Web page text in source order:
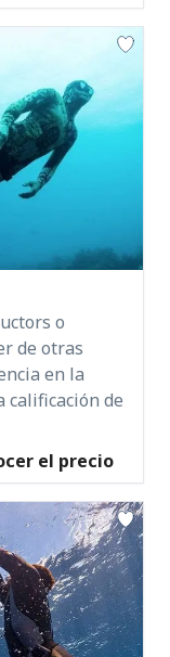
o
de otras
en la
calificación de
el precio